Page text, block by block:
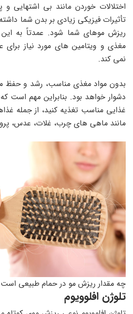
اختلالات خوردن مانند بی اشتهایی
تأثیرات فیزیکی زیادی بر بدن شما
ریزش موهای شما شود. عمدتاً به
مغذی و ویتامین های مورد نیاز برای
نمی کند.
بدون مواد مغذی مناسب، رشد و حفظ
دشوار خواهد بود. بنابراین مهم است
غذایی مناسب تغذیه کنید، از جمله
مانند ماهی های چرب، غلات، عدس،
چه مقدار ریزش مو در حمام طبیعی است
تلوژن افلوویوم